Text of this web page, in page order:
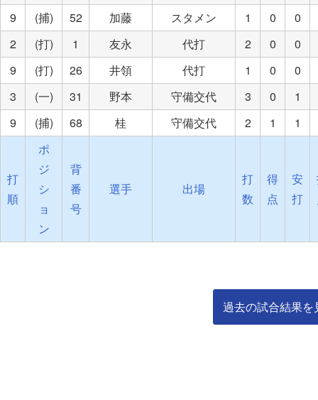
9
(捕) 52 加藤 スタメン 1 0
0
2
(打) 1 友永 代打 2 0
0
9
(打) 26 井領 代打 1 0
0
3
(一) 31 野本 守備交代 3 0
1
9
(捕) 68 桂 守備交代 2 1 1
打
順
ポ
ジ
シ
ョ
ン
背
番
号
選手 出場
打
数
得
点
安
打
過去の試合結果